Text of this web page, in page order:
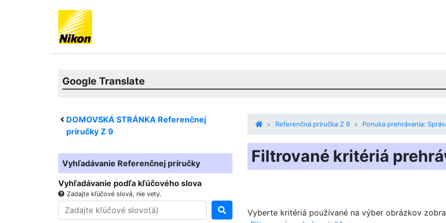
Google Translate
DOMOVSKÁ STRÁNKA Referenčnej
príručky Z 9
Vyhľadávanie Referenčnej príručky
Vyhľadávanie podľa kľúčového slova
Zadajte kľúčové slová, nie vety.
Referenčná príručka Z 9 Ponuka prehrávania:
Filtrované kritériá
Vyberte kritériá používané na výber obrázkov